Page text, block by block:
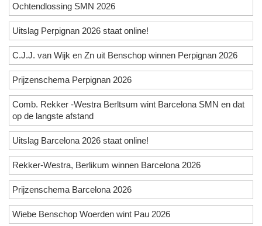
Ochtendlossing SMN 2026
Uitslag Perpignan 2026 staat online!
C.J.J. van Wijk en Zn uit Benschop winnen Perpignan 2026
Prijzenschema Perpignan 2026
Comb. Rekker -Westra Berltsum wint Barcelona SMN en dat
op de langste afstand
Uitslag Barcelona 2026 staat online!
Rekker-Westra, Berlikum winnen Barcelona 2026
Prijzenschema Barcelona 2026
Wiebe Benschop Woerden wint Pau 2026